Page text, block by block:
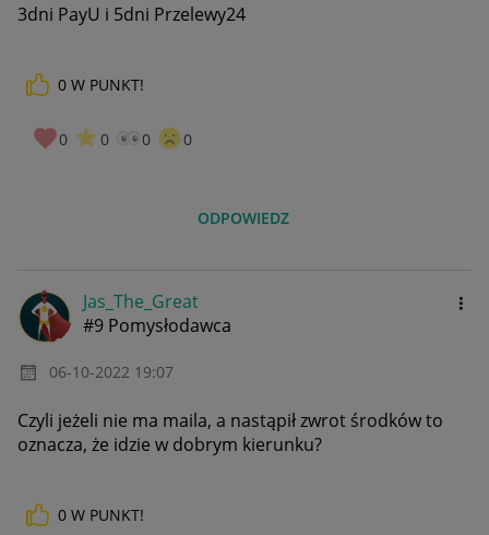
3dni PayU i 5dni Przelewy24
0 W PUNKT!
0 0 0 0
ODPOWIEDZ
Jas_The_Great
#9 Pomysłodawca
‎06-10-2022 19:07
Czyli jeżeli nie ma maila, a nastąpił zwrot środków to
oznacza, że idzie w dobrym kierunku?
0 W PUNKT!